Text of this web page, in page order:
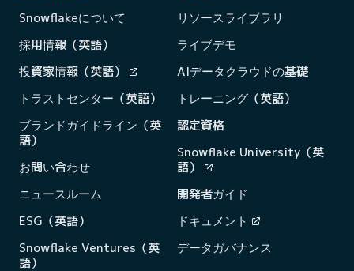
Snowflakeについて
採用情報（英語）
投資家情報（英語）
トラストセンター（英語）
ブランドガイドライン（英
語）
お問い合わせ
ニュースルーム
ESG（英語）
Snowflake Ventures（英
語）
リソースライブラリ
ライブデモ
AIデータクラウドの基礎
トレーニング（英語）
認定資格
Snowflake University（英
語）
開発者ガイド
ドキュメント
データガバナンス